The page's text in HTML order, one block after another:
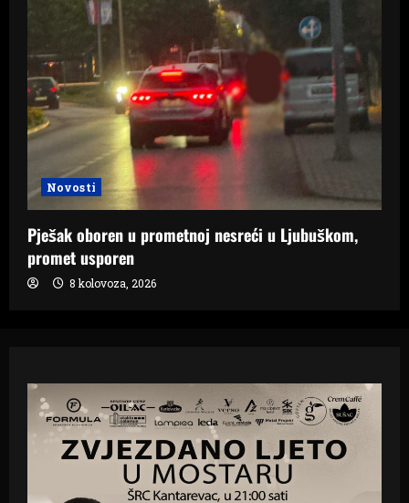
Novosti
Pješak oboren u prometnoj nesreći u Ljubuškom,
promet usporen
8 kolovoza, 2026